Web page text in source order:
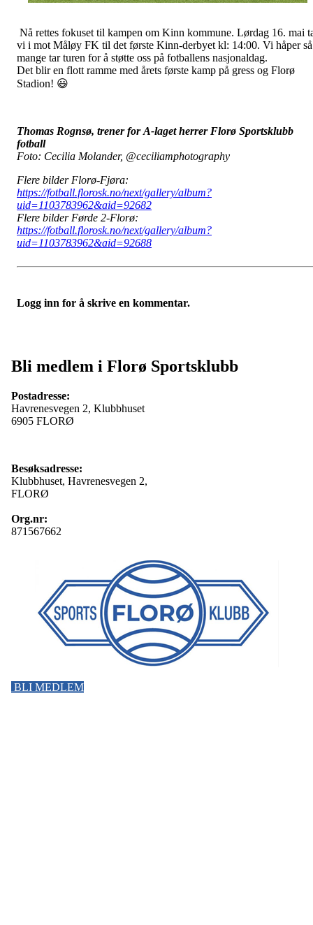
Nå rettes fokuset til kampen om Kinn kommune. Lørdag 16. mai
vi i mot Måløy FK til det første Kinn-derbyet kl: 14:00. Vi håper så
mange tar turen for å støtte oss på fotballens nasjonaldag.
Det blir en flott ramme med årets første kamp på gress og Florø
Stadion! 😃
Thomas Rognsø, trener for A-laget herrer Florø Sportsklubb
fotball
Foto: Cecilia Molander, @ceciliamphotography
Flere bilder Florø-Fjøra:
https://fotball.florosk.no/next/gallery/album?
uid=1103783962&aid=92682
Flere bilder Førde 2-Florø:
https://fotball.florosk.no/next/gallery/album?
uid=1103783962&aid=92688
Logg inn for å skrive en kommentar.
Bli medlem i Florø Sportsklubb
Postadresse:
Havrenesvegen 2, Klubbhuset
6905 FLORØ
Besøksadresse:
Klubbhuset, Havrenesvegen 2,
FLORØ
Org.nr:
871567662
BLI MEDLEM